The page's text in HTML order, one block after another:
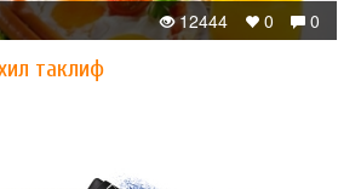
0
0
12444
таклиф